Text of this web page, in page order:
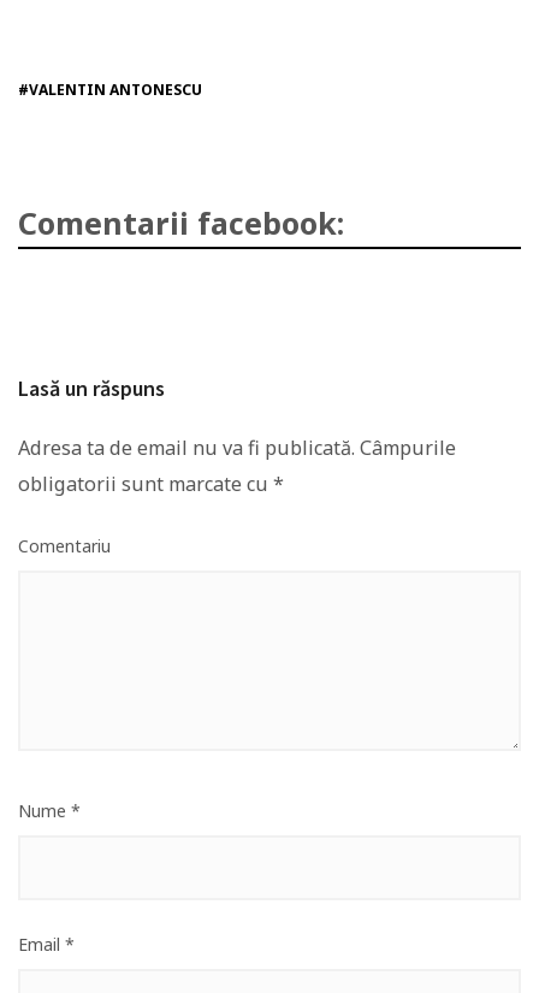
#VALENTIN ANTONESCU
Comentarii facebook:
Lasă un răspuns
Adresa ta de email nu va fi publicată. Câmpurile
obligatorii sunt marcate cu *
Comentariu
Nume *
Email *